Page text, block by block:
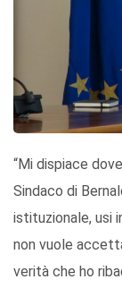
“Mi dispiace
Sindaco di
istituzionale, usi
non vuole
verità che ho